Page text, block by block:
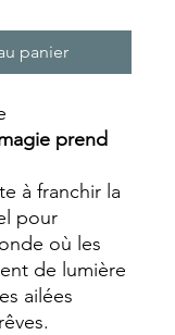
panier
prend
à franchir la
pour
où les
de lumière
ailées